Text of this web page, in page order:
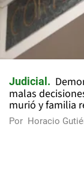
Judicial
malas
murió y familia
Por Horacio